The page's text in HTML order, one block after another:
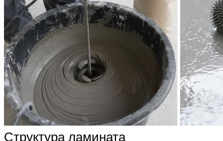
Структура ламината